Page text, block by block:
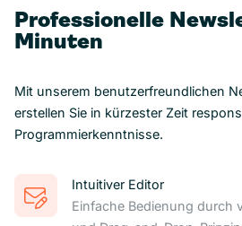
Professionelle
Minuten
Mit unserem benutzerfreundlichen
erstellen Sie in kürzester Zeit
Programmierkenntnisse.
Intuitiver Editor
Einfache Bedienung durch